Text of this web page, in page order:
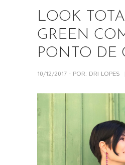
LOOK
GREEN
PONTO DE
10/12/2017 - POR: DRI LOPES